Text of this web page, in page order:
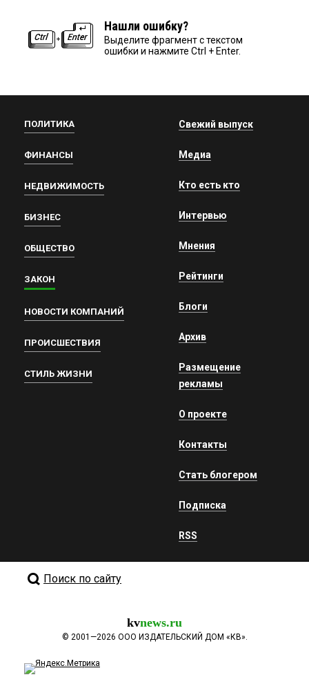
Нашли ошибку?
Выделите фрагмент с текстом
ошибки и нажмите Ctrl + Enter.
ПОЛИТИКА
ФИНАНСЫ
НЕДВИЖИМОСТЬ
БИЗНЕС
ОБЩЕСТВО
ЗАКОН
НОВОСТИ КОМПАНИЙ
ПРОИСШЕСТВИЯ
СТИЛЬ ЖИЗНИ
Свежий выпуск
Медиа
Кто есть кто
Интервью
Мнения
Рейтинги
Блоги
Архив
Размещение
рекламы
О проекте
Контакты
Стать блогером
Подписка
RSS
Поиск по сайту
kvnews.ru
© 2001—2026 ООО ИЗДАТЕЛЬСКИЙ ДОМ «КВ».